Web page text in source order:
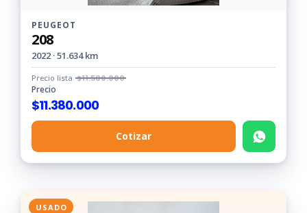
PEUGEOT
208
2022 · 51.634 km
Precio lista $11.580.000
Precio
$11.380.000
Cotizar
USADO